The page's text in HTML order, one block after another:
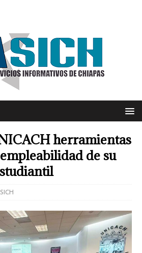
herramientas
de su